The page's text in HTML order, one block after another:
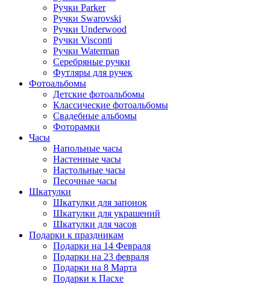
Ручки Parker
Ручки Swarovski
Ручки Underwood
Ручки Visconti
Ручки Waterman
Серебряные ручки
Футляры для ручек
Фотоальбомы
Детские фотоальбомы
Классические фотоальбомы
Свадебные альбомы
Фоторамки
Часы
Напольные часы
Настенные часы
Настольные часы
Песочные часы
Шкатулки
Шкатулки для запонок
Шкатулки для украшений
Шкатулки для часов
Подарки к праздникам
Подарки на 14 Февраля
Подарки на 23 февраля
Подарки на 8 Марта
Подарки к Пасхе